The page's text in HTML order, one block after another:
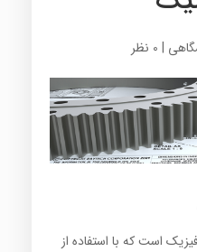
| 0 نظر
است که با استفاده از